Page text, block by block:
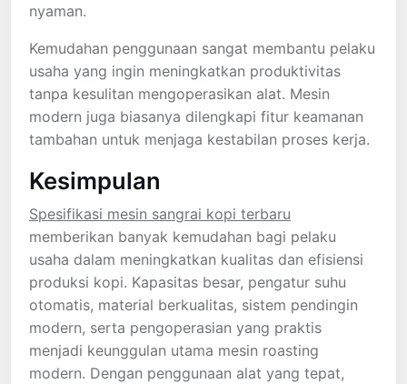
nyaman.
Kemudahan penggunaan sangat membantu pelaku
usaha yang ingin meningkatkan produktivitas
tanpa kesulitan mengoperasikan alat. Mesin
modern juga biasanya dilengkapi fitur keamanan
tambahan untuk menjaga kestabilan proses kerja.
Kesimpulan
Spesifikasi mesin sangrai kopi terbaru
memberikan banyak kemudahan bagi pelaku
usaha dalam meningkatkan kualitas dan efisiensi
produksi kopi. Kapasitas besar, pengatur suhu
otomatis, material berkualitas, sistem pendingin
modern, serta pengoperasian yang praktis
menjadi keunggulan utama mesin roasting
modern. Dengan penggunaan alat yang tepat,